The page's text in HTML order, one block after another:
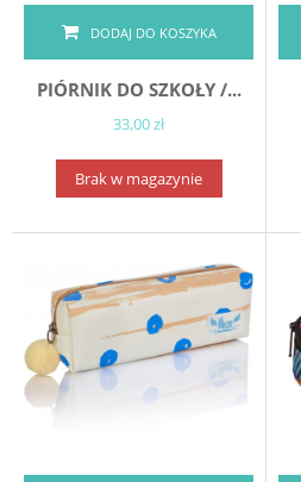
DODAJ DO KOSZYKA
PIÓRNIK DO SZKOŁY /...
33,00 zł
Brak w magazynie